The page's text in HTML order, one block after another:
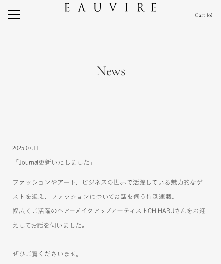
Cart 0
News
2025.07.11
「Journal更新いたしました」
ファッションやアート、ビジネスの世界で活躍している魅力的なゲ
ストを迎え、ファッションについてお話を伺う特別連載。
幅広くご活躍のヘアーメイクアップアーティストCHIHARUさんをお迎
えしてお話を伺いました。
ぜひご覧くださいませ。